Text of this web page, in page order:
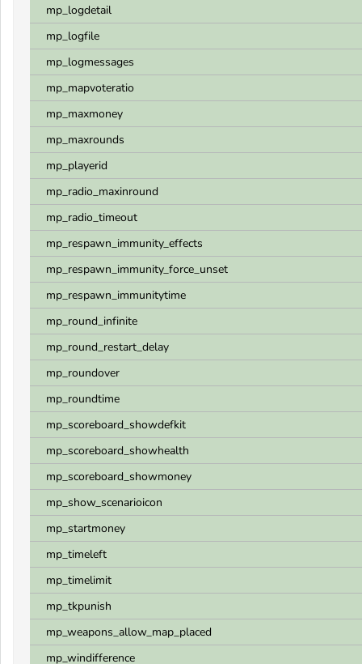
mp_logdetail
mp_logfile
mp_logmessages
mp_mapvoteratio
mp_maxmoney
mp_maxrounds
mp_playerid
mp_radio_maxinround
mp_radio_timeout
mp_respawn_immunity_effects
mp_respawn_immunity_force_unset
mp_respawn_immunitytime
mp_round_infinite
mp_round_restart_delay
mp_roundover
mp_roundtime
mp_scoreboard_showdefkit
mp_scoreboard_showhealth
mp_scoreboard_showmoney
mp_show_scenarioicon
mp_startmoney
mp_timeleft
mp_timelimit
mp_tkpunish
mp_weapons_allow_map_placed
mp_windifference